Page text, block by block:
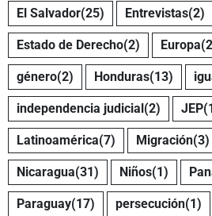
El Salvador(25) Entrevistas(2)
Estado de Derecho(2) Europa
género(2) Honduras(13)
independencia judicial (2) JEP
Latinoamérica(7) Migración(3)
Nicaragua(31) Niños(1)
Paraguay(17) persecución(1)